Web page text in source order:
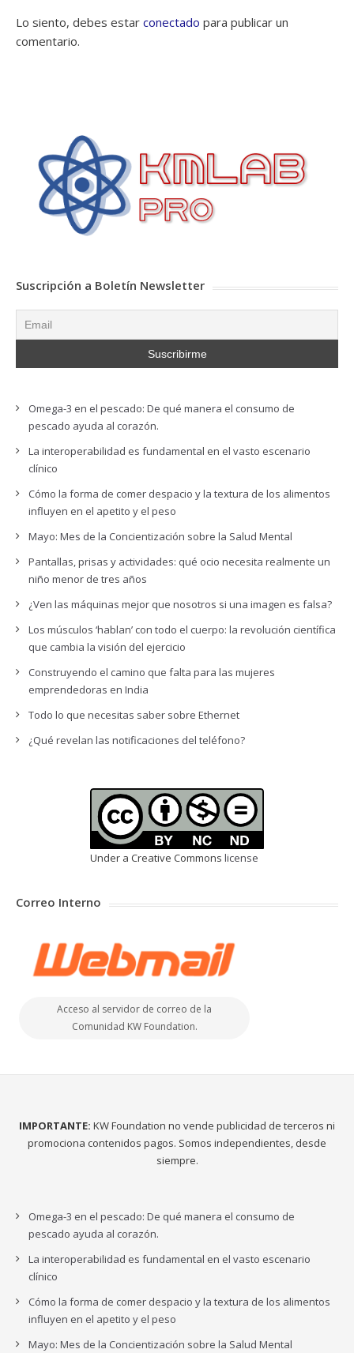
Lo siento, debes estar conectado para publicar un
comentario.
Suscripción a Boletín Newsletter
Omega-3 en el pescado: De qué manera el consumo de
pescado ayuda al corazón.
La interoperabilidad es fundamental en el vasto escenario
clínico
Cómo la forma de comer despacio y la textura de los alimentos
influyen en el apetito y el peso
Mayo: Mes de la Concientización sobre la Salud Mental
Pantallas, prisas y actividades: qué ocio necesita realmente un
niño menor de tres años
¿Ven las máquinas mejor que nosotros si una imagen es falsa?
Los músculos ‘hablan’ con todo el cuerpo: la revolución científica
que cambia la visión del ejercicio
Construyendo el camino que falta para las mujeres
emprendedoras en India
Todo lo que necesitas saber sobre Ethernet
¿Qué revelan las notificaciones del teléfono?
Under a Creative Commons license
Correo Interno
Acceso al servidor de correo de la
Comunidad KW Foundation.
IMPORTANTE: KW Foundation no vende publicidad de terceros ni
promociona contenidos pagos. Somos independientes, desde
siempre.
Omega-3 en el pescado: De qué manera el consumo de
pescado ayuda al corazón.
La interoperabilidad es fundamental en el vasto escenario
clínico
Cómo la forma de comer despacio y la textura de los alimentos
influyen en el apetito y el peso
Mayo: Mes de la Concientización sobre la Salud Mental